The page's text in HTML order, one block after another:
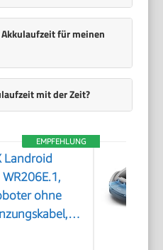
für meinen
mit der Zeit?
EMPFEHLUNG
Landroid
ohne